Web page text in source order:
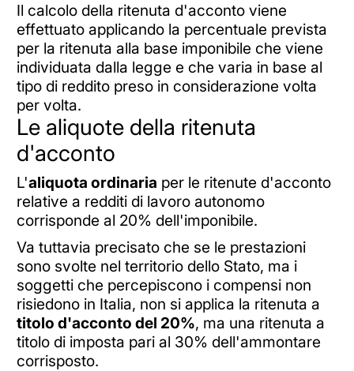
Il calcolo della ritenuta d'acconto viene
effettuato applicando la percentuale prevista
per la ritenuta alla base imponibile che viene
individuata dalla legge e che varia in base al
tipo di reddito preso in considerazione volta
per volta.
Le aliquote della ritenuta
d'acconto
L'aliquota ordinaria per le ritenute d'acconto
relative a redditi di lavoro autonomo
corrisponde al 20% dell'imponibile.
Va tuttavia precisato che se le prestazioni
sono svolte nel territorio dello Stato, ma i
soggetti che percepiscono i compensi non
risiedono in Italia, non si applica la ritenuta a
titolo d'acconto del 20%, ma una ritenuta a
titolo di imposta pari al 30% dell'ammontare
corrisposto.